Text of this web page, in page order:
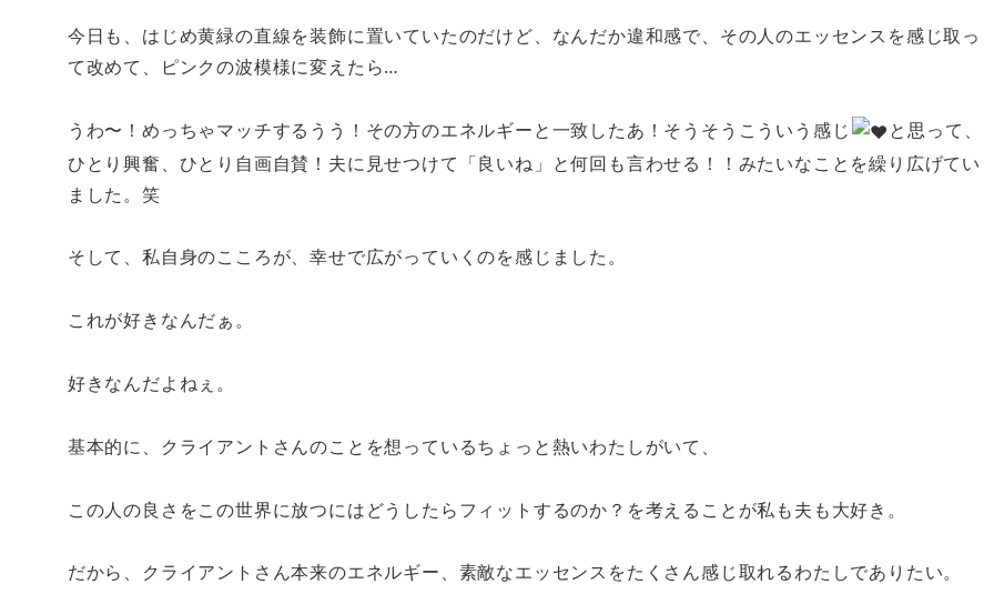
今日も、はじめ黄緑の直線を装飾に置いていたのだけど、なんだか違和感で、その人のエッセンスを感じ取っ
て改めて、ピンクの波模様に変えたら…
うわ〜！めっちゃマッチするうう！ その方のエネルギーと一致したあ！そうそうこういう感じ
と思って、
ひとり興奮、ひとり自画自賛！夫に見せつけて「良いね」と何回も言わせる！！みたいなことを繰り広げてい
ました。笑
そして、私自身のこころが、幸せで広がっていくのを感じました。
これが好きなんだぁ。
好きなんだよねぇ。
基本的に、クライアントさんのことを想っているちょっと熱いわたしがいて、
この人の良さをこの世界に放つにはどうしたらフィットするのか？を考えることが私も夫も大好き。
だから、クライアントさん本来のエネルギー、素敵なエッセンスをたくさん感じ取れるわたしでありたい。